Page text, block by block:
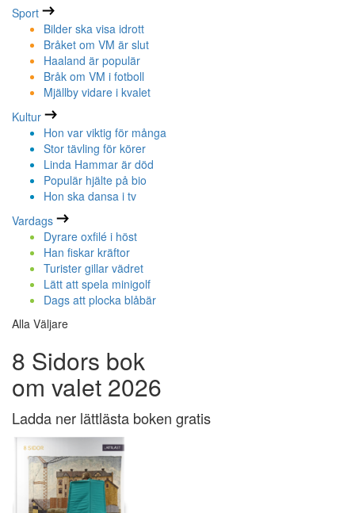
Sport
Bilder ska visa idrott
Bråket om VM är slut
Haaland är populär
Bråk om VM i fotboll
Mjällby vidare i kvalet
Kultur
Hon var viktig för många
Stor tävling för körer
Linda Hammar är död
Populär hjälte på bio
Hon ska dansa i tv
Vardags
Dyrare oxfilé i höst
Han fiskar kräftor
Turister gillar vädret
Lätt att spela minigolf
Dags att plocka blåbär
Alla Väljare
8 Sidors bok
om valet 2026
Ladda ner lättlästa boken gratis